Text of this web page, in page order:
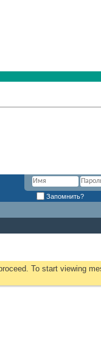
Запомнить?
To start viewing